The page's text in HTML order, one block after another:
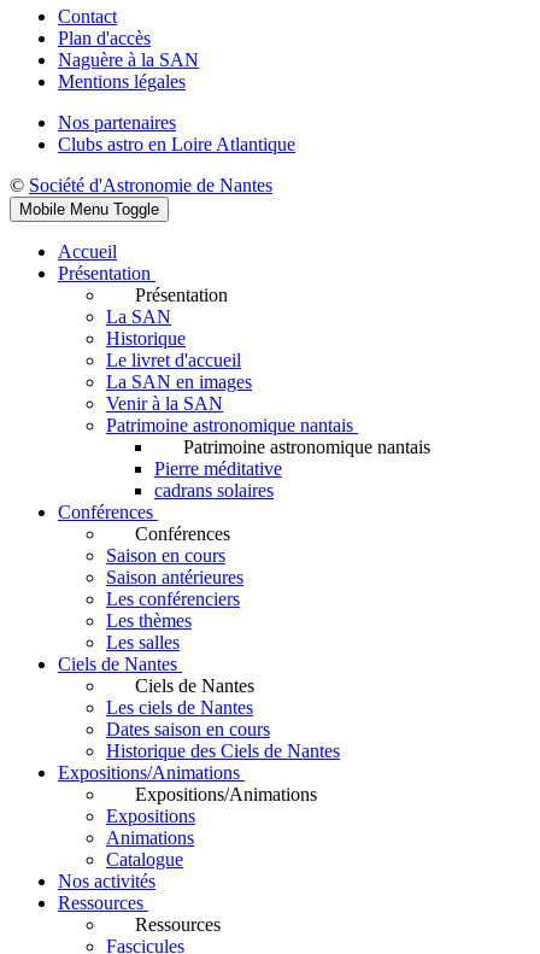
Contact
Plan d'accès
Naguère à la SAN
Mentions légales
Nos partenaires
Clubs astro en Loire Atlantique
© Société d'Astronomie de Nantes
Mobile Menu Toggle
Accueil
Présentation
Présentation
La SAN
Historique
Le livret d'accueil
La SAN en images
Venir à la SAN
Patrimoine astronomique nantais
Patrimoine astronomique nantais
Pierre méditative
cadrans solaires
Conférences
Conférences
Saison en cours
Saison antérieures
Les conférenciers
Les thèmes
Les salles
Ciels de Nantes
Ciels de Nantes
Les ciels de Nantes
Dates saison en cours
Historique des Ciels de Nantes
Expositions/Animations
Expositions/Animations
Expositions
Animations
Catalogue
Nos activités
Ressources
Ressources
Fascicules